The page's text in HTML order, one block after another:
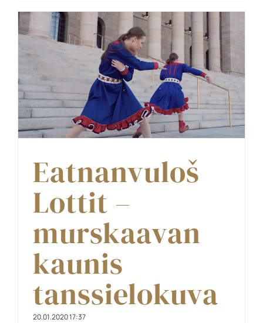
Eatnanvuloš
Lottit –
murskaavan
kaunis
tanssielokuva
20.01.2020 17:37